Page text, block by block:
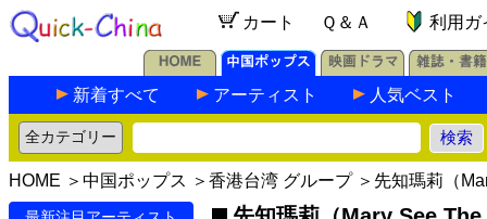
カート Ｑ＆Ａ 利用ガ
新着すべて アーティスト 人気ベスト
HOME ＞ 中国ポップス ＞ 香港台湾 グループ＞先知瑪莉（